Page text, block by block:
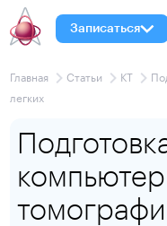
Записаться
Главная Статьи КТ
легких